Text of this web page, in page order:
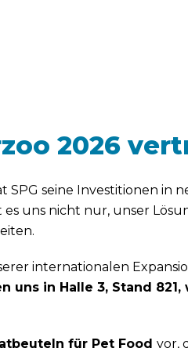
2026
seine Investitionen
uns nicht nur, unser
internationalen
uns in Halle 3, Stand
für Pet Food vor,